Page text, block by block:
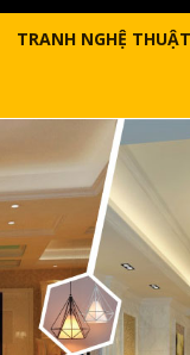
TRANH NGHỆ